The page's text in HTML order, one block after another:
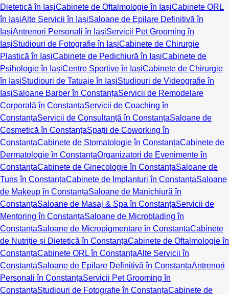
Dietetică în IașiCabinete de Oftalmologie în IașiCabinete ORL
în IașiAlte Servicii în IașiSaloane de Epilare Definitivă în
IașiAntrenori Personali în IașiServicii Pet Grooming în
IașiStudiouri de Fotografie în IașiCabinete de Chirurgie
Plastică în IașiCabinete de Pedichiură în IașiCabinete de
Psihologie în IașiCentre Sportive în IașiCabinete de Chirurgie
în IașiStudiouri de Tatuaje în IașiStudiouri de Videografie în
IașiSaloane Barber în ConstanțaServicii de Remodelare
Corporală în ConstanțaServicii de Coaching în
ConstanțaServicii de Consultanță în ConstanțaSaloane de
Cosmetică în ConstanțaSpații de Coworking în
ConstanțaCabinete de Stomatologie în ConstanțaCabinete de
Dermatologie în ConstanțaOrganizatori de Evenimente în
ConstanțaCabinete de Ginecologie în ConstanțaSaloane de
Tuns în ConstanțaCabinete de Implanturi în ConstanțaSaloane
de Makeup în ConstanțaSaloane de Manichiură în
ConstanțaSaloane de Masaj & Spa în ConstanțaServicii de
Mentoring în ConstanțaSaloane de Microblading în
ConstanțaSaloane de Micropigmentare în ConstanțaCabinete
de Nutriție și Dietetică în ConstanțaCabinete de Oftalmologie în
ConstanțaCabinete ORL în ConstanțaAlte Servicii în
ConstanțaSaloane de Epilare Definitivă în ConstanțaAntrenori
Personali în ConstanțaServicii Pet Grooming în
ConstanțaStudiouri de Fotografie în ConstanțaCabinete de